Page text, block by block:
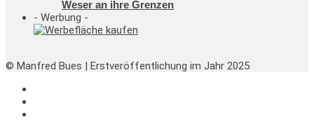
Weser an ihre Grenzen
- Werbung -
© Manfred Bues | Erstveröffentlichung im Jahr 2025